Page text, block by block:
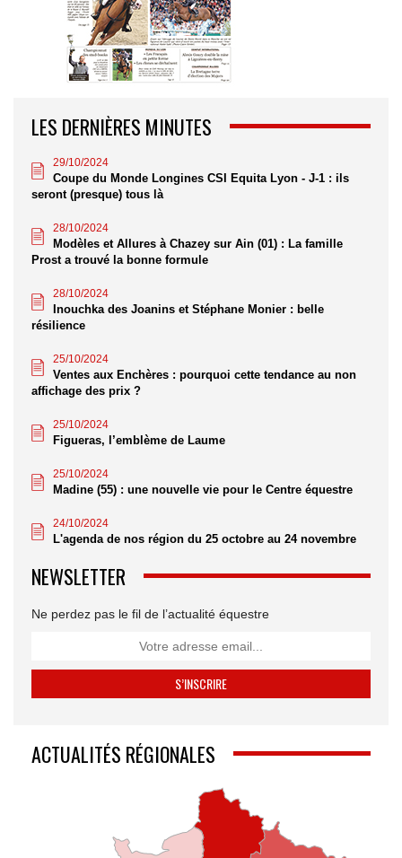
LES DERNIÈRES MINUTES
29/10/2024
Coupe du Monde Longines CSI Equita Lyon - J-1 : ils
seront (presque) tous là
28/10/2024
Modèles et Allures à Chazey sur Ain (01) : La famille
Prost a trouvé la bonne formule
28/10/2024
Inouchka des Joanins et Stéphane Monier : belle
résilience
25/10/2024
Ventes aux Enchères : pourquoi cette tendance au non
affichage des prix ?
25/10/2024
Figueras, l’emblème de Laume
25/10/2024
Madine (55) : une nouvelle vie pour le Centre équestre
24/10/2024
L'agenda de nos région du 25 octobre au 24 novembre
NEWSLETTER
Ne perdez pas le fil de l’actualité équestre
ACTUALITÉS RÉGIONALES